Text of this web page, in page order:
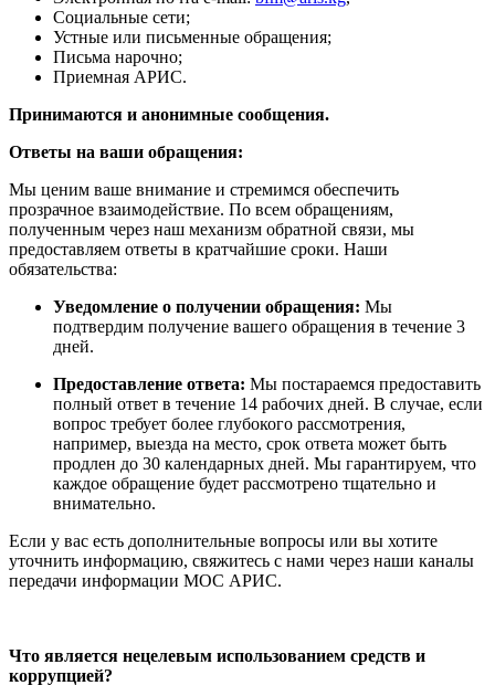
Социальные сети;
Устные или письменные обращения;
Письма нарочно;
Приемная АРИС.
Принимаются и анонимные сообщения.
Ответы на ваши обращения:
Мы ценим ваше внимание и стремимся обеспечить
прозрачное взаимодействие. По всем обращениям,
полученным через наш механизм обратной связи, мы
предоставляем ответы в кратчайшие сроки. Наши
обязательства:
Уведомление о получении обращения: Мы
подтвердим получение вашего обращения в течение 3
дней.
Предоставление ответа: Мы постараемся предоставить
полный ответ в течение 14 рабочих дней. В случае, если
вопрос требует более глубокого рассмотрения,
например, выезда на место, срок ответа может быть
продлен до 30 календарных дней. Мы гарантируем, что
каждое обращение будет рассмотрено тщательно и
внимательно.
Если у вас есть дополнительные вопросы или вы хотите
уточнить информацию, свяжитесь с нами через наши каналы
передачи информации МОС АРИС.
Что является нецелевым использованием средств и
коррупцией?